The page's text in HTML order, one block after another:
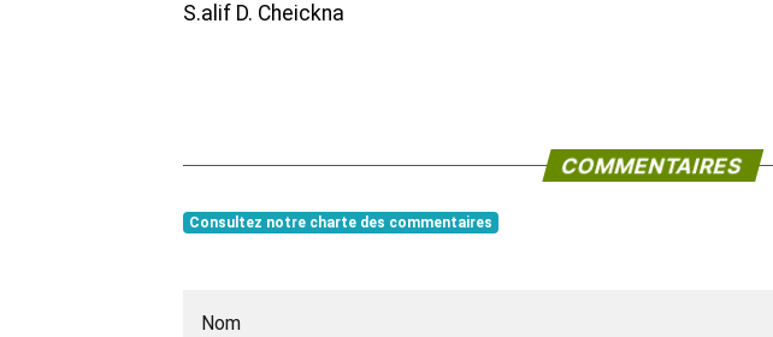
S.alif D. Cheickna
COMMENTAIRES
Consultez notre charte des commentaires
Nom